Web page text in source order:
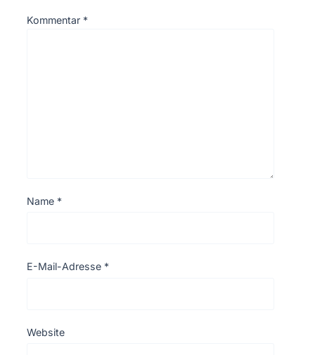
Kommentar *
Name *
E-Mail-Adresse *
Website